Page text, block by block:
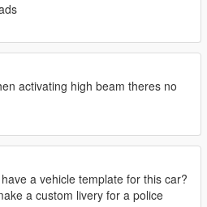
activating high beam theres no
a vehicle template for this car?
a custom livery for a police